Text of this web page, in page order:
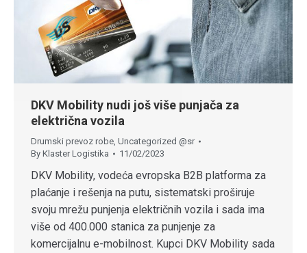
DKV Mobility nudi još više punjača za
električna vozila
Drumski prevoz robe, Uncategorized @sr
By Klaster Logistika 11/02/2023
DKV Mobility, vodeća evropska B2B platforma za
plaćanje i rešenja na putu, sistematski proširuje
svoju mrežu punjenja električnih vozila i sada ima
više od 400.000 stanica za punjenje za
komercijalnu e-mobilnost. Kupci DKV Mobility sada